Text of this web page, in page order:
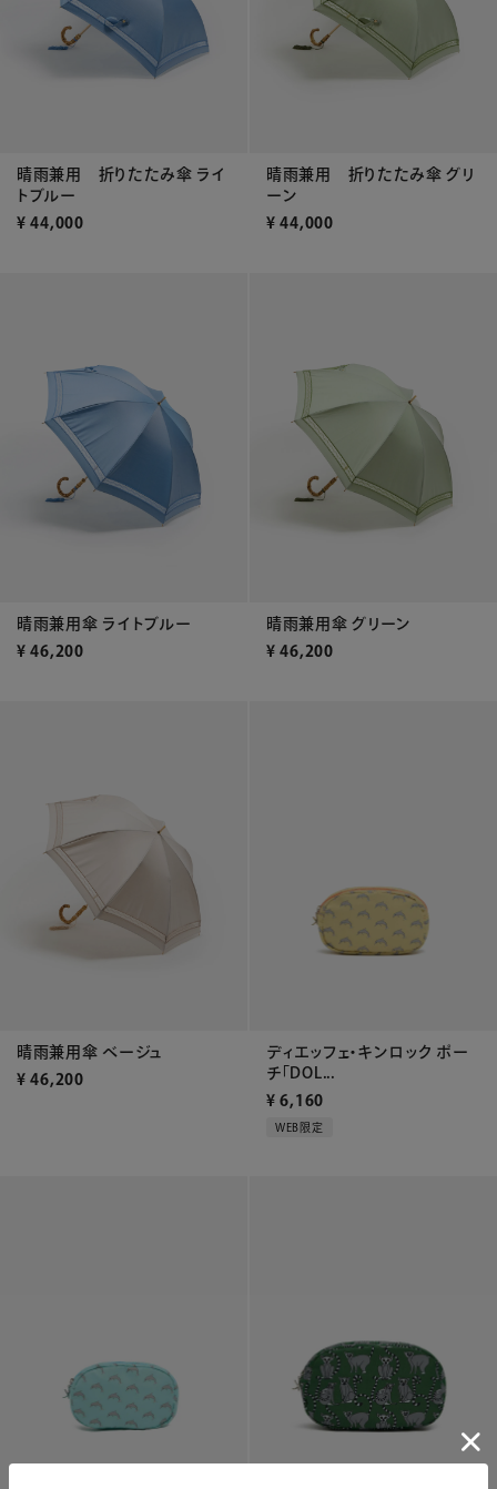
晴雨兼用 折りたたみ傘 ライ
トブルー
¥ 44,000
晴雨兼用 折りたたみ傘 グリ
ーン
¥ 44,000
晴雨兼用傘 ライトブルー
¥ 46,200
晴雨兼用傘 グリーン
¥ 46,200
晴雨兼用傘 ベージュ
¥ 46,200
ディエッフェ・キンロック ポー
チ「DOL...
¥ 6,160
WEB限定